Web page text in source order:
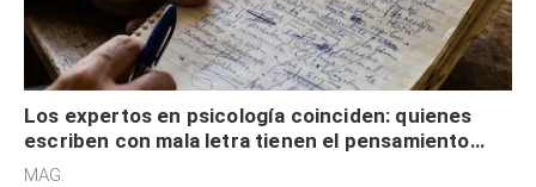
Los expertos en psicología coinciden: quienes
escriben con mala letra tienen el pensamiento
acelerado y no lo hacen por desinterés
MAG.